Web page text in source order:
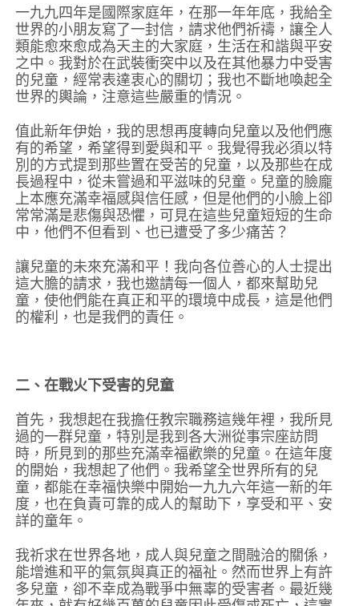
一九九四年是國際家庭年，在那一年年底，我給全
世界的小朋友寫了一封信，請求他們祈禱，讓全人
類能愈來愈成為天主的大家庭，生活在和諧與平安
之中。我對於在武裝衝突中以及在其他暴力中受害
的兒童，經常表達衷心的關切；我也不斷地喚起全
世界的輿論，注意這些嚴重的情況。
值此新年伊始，我的思想再度轉向兒童以及他們應
有的希望，希望得到愛與和平。我覺得我必須以特
別的方式提到那些置在受苦的兒童，以及那些在成
長過程中，從未嘗過和平滋味的兒童。兒童的臉龐
上本應充滿幸福感與信任感，但是他們的小臉上卻
常常滿是悲傷與恐懼，可見在這些兒童短短的生命
中，他們不但看到、也已遭受了多少痛苦？
讓兒童的未來充滿和平！我向各位善心的人士提出
這大膽的請求，我也邀請每一個人，都來幫助兒
童，使他們能在真正和平的環境中成長，這是他們
的權利，也是我們的責任。
二、在戰火下受害的兒童
首先，我想起在我擔任教宗職務這幾年裡，我所見
過的一群兒童，特別是我到各大洲從事宗座訪問
時，所見到的那些充滿幸福歡樂的兒童。在這年度
的開始，我想起了他們。我希望全世界所有的兒
童，都能在幸福快樂中開始一九九六年這一新的年
度，也在負責可靠的成人的幫助下，享受和平、安
詳的童年。
我祈求在世界各地，成人與兒童之間融洽的關係，
能增進和平的氣氛與真正的福祉。然而世界上有許
多兒童，卻不幸成為戰爭中無辜的受害者。最近幾